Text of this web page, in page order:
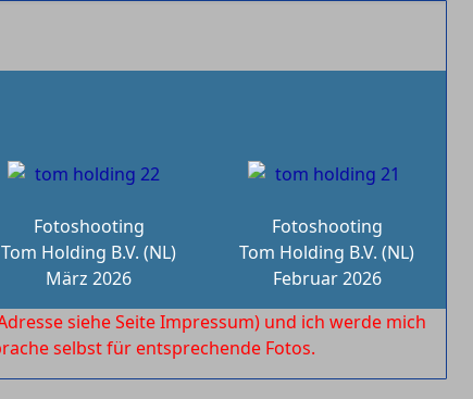
Fotoshooting
Tom Holding B.V. (NL)
März 2026
Fotoshooting
Tom Holding B.V. (NL)
Februar 2026
siehe Seite Impressum) und ich werde mich
selbst für entsprechende Fotos.